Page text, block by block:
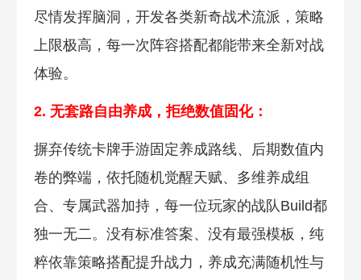
尽情发挥脑洞，开发各类新奇战术流派，策略
上限极高，每一次阵容搭配都能带来全新对战
体验。
2. 无套路自由养成，拒绝数值固化：
摒弃传统卡牌手游固定养成路线、后期数值内
卷的弊端，依托随机觉醒天赋、多维养成组
合、专属武器加持，每一位玩家的战队Build都
独一无二。没有标准答案、没有最强模板，纯
粹依靠策略搭配提升战力，养成充满随机性与